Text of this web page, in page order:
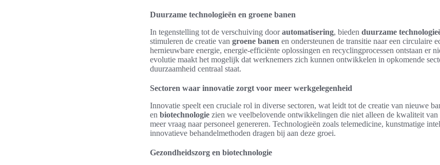
Duurzame technologieën en groene banen
In tegenstelling tot de verschuiving doorautomatisering, bieden duurzame
stimuleren de creatie van groene banen en ondersteunen de transitie naar een circulaire
hernieuwbare energie, energie-efficiënte oplossingen en recyclingprocessen ontstaan er
evolutie maakt het mogelijk dat werknemers zich kunnen ontwikkelen in opkomende
duurzaamheid centraal staat.
Sectoren waar innovatie zorgt voor meer werkgelegenheid
Innovatie speelt een cruciale rol in diverse sectoren, wat leidt tot de creatie van nieuwe
en biotechnologie zien we veelbelovende ontwikkelingen die niet alleen de kwaliteit van
meer vraag naar personeel genereren. Technologieën zoals telemedicine, kunstmatige
innovatieve behandelmethoden dragen bij aan deze groei.
Gezondheidszorg en biotechnologie